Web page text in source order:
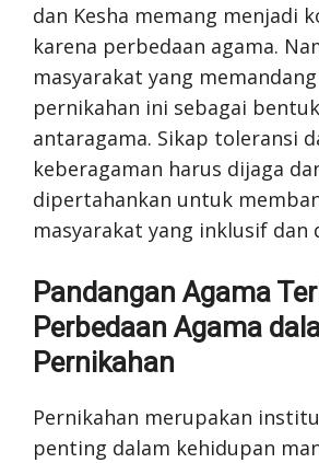
dan Kesha memang menjadi
karena perbedaan agama.
masyarakat yang
pernikahan ini sebagai
antaragama. Sikap toleransi
keberagaman harus dijaga
dipertahankan untuk
masyarakat yang inklusif dan
Pandangan Agama
Perbedaan Agama
Pernikahan
Pernikahan merupakan
penting dalam kehidupan